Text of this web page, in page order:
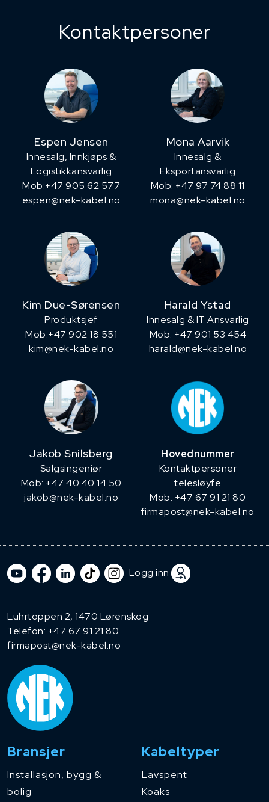
Kontaktpersoner
Espen Jensen
Innesalg, ​Innkjøps &
Logistikkansvarlig
Mob:+47 905 62 577
espen@nek-kabel.no
Mona Aarvik
Innesalg &
Eksportansvarlig
Mob: +47 97 74 88 11
mona@nek-kabel.no
Kim Due-Sørensen
Produktsjef
​Mob:+47 902 18 551
kim@nek-kabel.no
Harald Ystad
Innesalg & IT Ansvarlig
Mob: +47 901 53 454
harald@nek-kabel.no
Jakob Snilsberg
​Salgsingeniør
Mob: +47 40 40 14 50
jakob@nek-kabel.no
Hovednummer
Kontaktpersoner
telesløyfe
Mob: +47 67 91 21 80
firmapost@nek-kabel.no
Logg inn
Luhrtoppen 2, 1470 Lørenskog
Telefon: +47 67 91 21 80
firmapost@nek-kabel.no
Bransjer
Installasjon, bygg &
bolig
Kabeltyper
Lavspent
Koaks